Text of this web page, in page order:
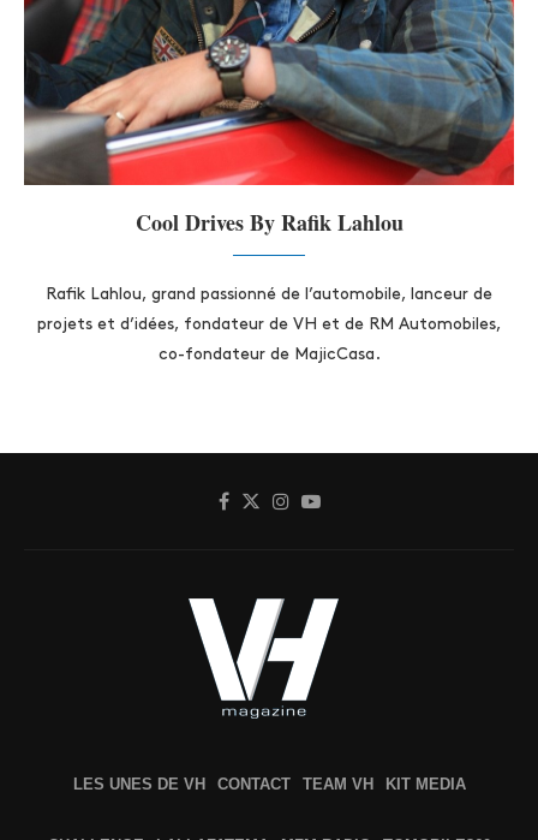
Cool Drives By Rafik Lahlou
Rafik Lahlou, grand passionné de l’automobile, lanceur de
projets et d’idées, fondateur de VH et de RM Automobiles,
co-fondateur de MajicCasa.
LES UNES DE VH CONTACT TEAM VH KIT MEDIA